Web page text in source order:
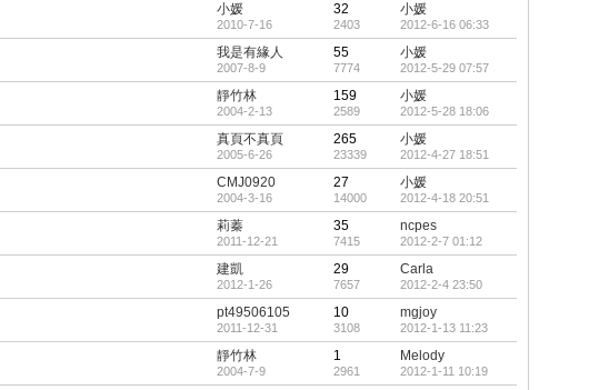
小媛
2010-7-16
32
2403
小媛
2012-6-16 06:33
我是有緣人
2007-8-9
55
7774
小媛
2012-5-29 07:57
靜竹林
2004-2-13
159
2589
小媛
2012-5-28 18:06
真頁不真頁
2005-6-26
265
23339
小媛
2012-4-27 18:51
CMJ0920
2004-3-16
27
14000
小媛
2012-4-18 20:51
莉蓁
2011-12-21
35
7415
ncpes
2012-2-7 01:12
建凱
2012-1-26
29
7657
Carla
2012-2-4 23:50
pt49506105
2011-12-31
10
3108
mgjoy
2012-1-13 11:23
靜竹林
2004-7-9
1
2961
Melody
2012-1-11 10:19